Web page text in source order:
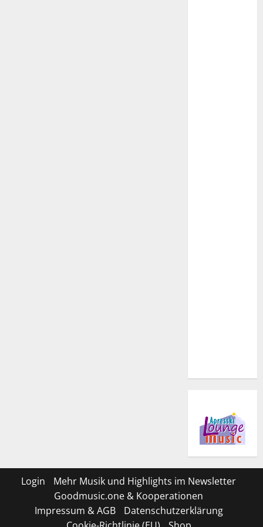
Login
Mehr Musik und Highlights im Newsletter
Goodmusic.one & Kooperationen
Impressum & AGB
Datenschutzerklärung